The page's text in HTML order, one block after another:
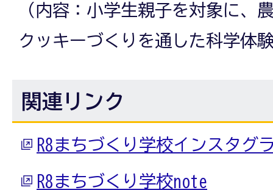
（内容：小学生親子を対象に、
クッキーづくりを通した科学体
関連リンク
R8まちづくり学校インスタグ
R8まちづくり学校note